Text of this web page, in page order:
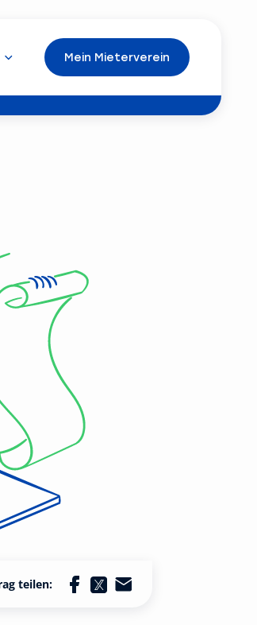
Mein Mieterverein
teilen: